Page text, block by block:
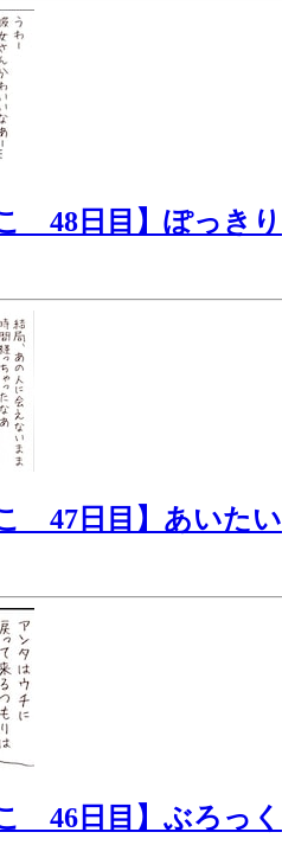
48日目】ぽっきり
47日目】あいたい
46日目】ぶろっく